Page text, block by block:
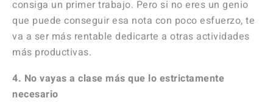
consiga un primer trabajo. Pero si no eres un genio
que puede conseguir esa nota con poco esfuerzo, te
va a ser más rentable dedicarte a otras actividades
más productivas.
4. No vayas a clase más que lo estrictamente
necesario